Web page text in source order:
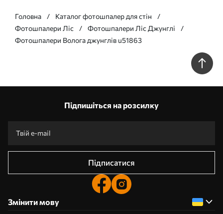
Головна
Каталог фотошпалер для стін
Фотошпалери Ліс
Фотошпалери Ліс Джунглі
Фотошпалери Волога джунглів u51863
Підпишіться на розсилку
Підписатися
Змінити мову